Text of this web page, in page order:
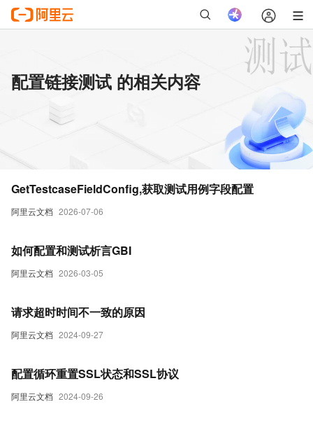
配置链接测试 的相关内容
阿里云文档 2026-07-06
GetTestcaseFieldConfig,获取测试用例字段配置
阿里云文档 2026-03-05
如何配置和测试析言GBI
阿里云文档 2024-09-27
请求超时时间不一致的原因
阿里云文档 2024-09-26
配置循环重置SSL状态和SSL协议